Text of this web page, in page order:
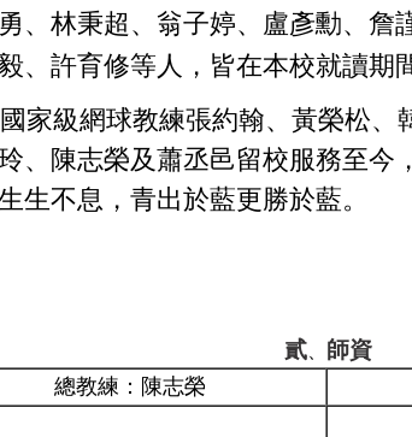
、林秉超、翁子婷、盧彥勳、詹
、許育修等人，皆在本校就讀期
家級網球教練張約翰、黃榮松、
、陳志榮及蕭丞邑留校服務至今
生不息，青出於藍更勝於藍。
貳、 師資
總教練：陳志榮